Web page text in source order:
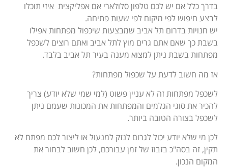
בדרך כלל אם יש לכם טלפון סלולארי אם אפליקצית איזי תוכלו
לבצע חיפוש לפי מיקום לפי שעות פתיחה.
יש חנויות בדרום תל אביב שמבצעות שיכפול מפתחות אפילו
בשבת כך שאם אתם גרים מוץ לתל אביב ואתם רוצים לשכפל
מפתחות בשבת ניתן למצוא מענה בעיר תל אביב בלבד.
אז מה חשוב לדעת על שכפול מפתחות?
לשכפל מפתחות זה לא עניין פשוט (למי שמי שלא יודע) צריך
להכיר את סוגי הגלמים והמפתחות את המכונות שעמם ניתן
לשכפל בצורה הטובה ביותר.
לכן מי שלא יודע יכול לגרום לנזק למנעול או ליצור לכם מפתח לא
תקין, זה בסה"כ בזבוז של זמן עבורכם, לכן חשוב לבחור את
המקום הנכון.